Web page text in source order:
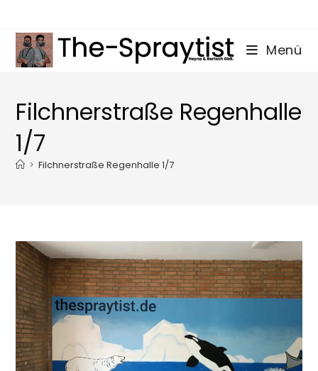
springen
Menü
Filchnerstraße Regenhalle
1/7
> Filchnerstraße Regenhalle 1/7